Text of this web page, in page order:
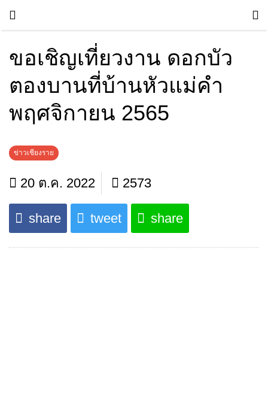
ขอเชิญเที่ยวงาน ดอกบัว
ตองบานที่บ้านหัวแม่คำ
พฤศจิกายน 2565
ข่าวเชียงราย
20 ต.ค. 2022 2573
share tweet share